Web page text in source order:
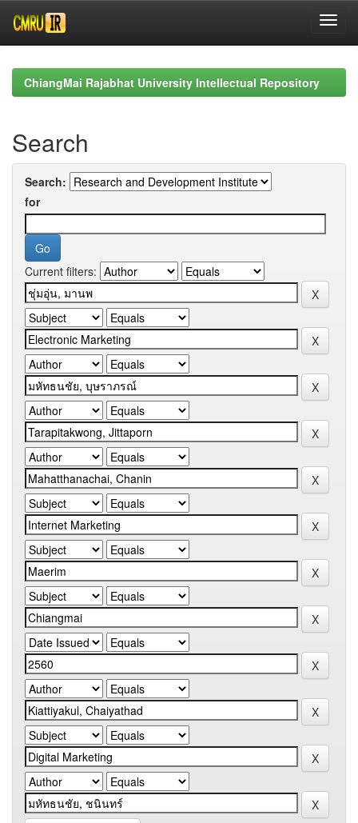
navigationChiangMai Rajabhat University Intellectual Repository
Search
Search:
for
Current filters: